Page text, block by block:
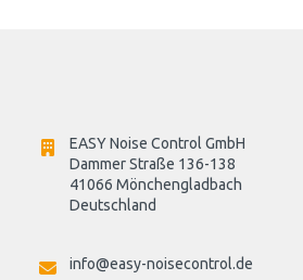
EASY Noise Control GmbH
Dammer Straße 136-138
41066 Mönchengladbach
Deutschland
info@easy-noisecontrol.de